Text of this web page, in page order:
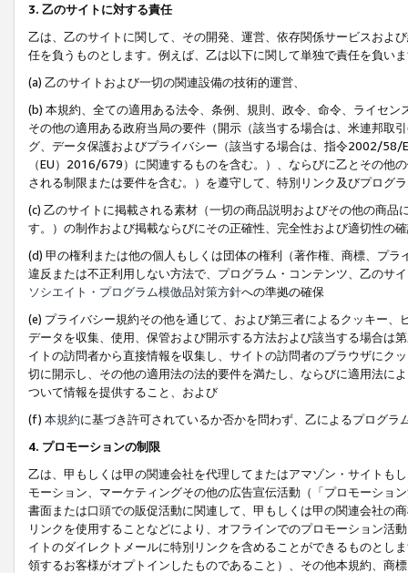
3. 乙のサイトに対する責任
乙は、乙のサイトに関して、その開発、運営、依存関係サービスおよ
任を負うものとします。例えば、乙は以下に関して単独で責任を負い
(a) 乙のサイトおよび一切の関連設備の技術的運営、
(b) 本規約、全ての適用ある法令、条例、規則、政令、命令、ライセ
その他の適用ある政府当局の要件（開示（該当する場合は、米連邦取
グ、データ保護およびプライバシー（該当する場合は、指令2002/58/
（EU）2016/679）に関連するものを含む。）、ならびに乙とその他
される制限または要件を含む。）を遵守して、特別リンク及びプログ
(c) 乙のサイトに掲載される素材（一切の商品説明およびその他の商
す。）の制作および掲載ならびにその正確性、完全性および適切性の
(d) 甲の権利または他の個人もしくは団体の権利（著作権、商標、プ
違反または不正利用しない方法で、プログラム・コンテンツ、乙のサ
ソシエイト・プログラム模倣品対策方針への準拠の確保
(e) プライバシー規約その他を通じて、および第三者によるクッキー
データを収集、使用、保管および開示する方法および該当する場合は
イトの訪問者から直接情報を収集し、サイトの訪問者のブラウザにク
切に開示し、その他の適用法の法的要件を満たし、ならびに適用法に
ついて情報を提供すること、および
(f) 本規約に基づき許可されているか否かを問わず、乙によるプログ
4. プロモーションの制限
乙は、甲もしくは甲の関連会社を代理してまたはアマゾン・サイトも
モーション、マーケティングその他の広告宣伝活動（「プロモーショ
書面または口頭での販促活動に関連して、甲もしくは甲の関連会社の
リンクを使用することなどにより、オフラインでのプロモーション活
イトのダイレクトメールに特別リンクを含めることができるものとし
領するお客様がオプトインしたものであること）、その他本規約、商